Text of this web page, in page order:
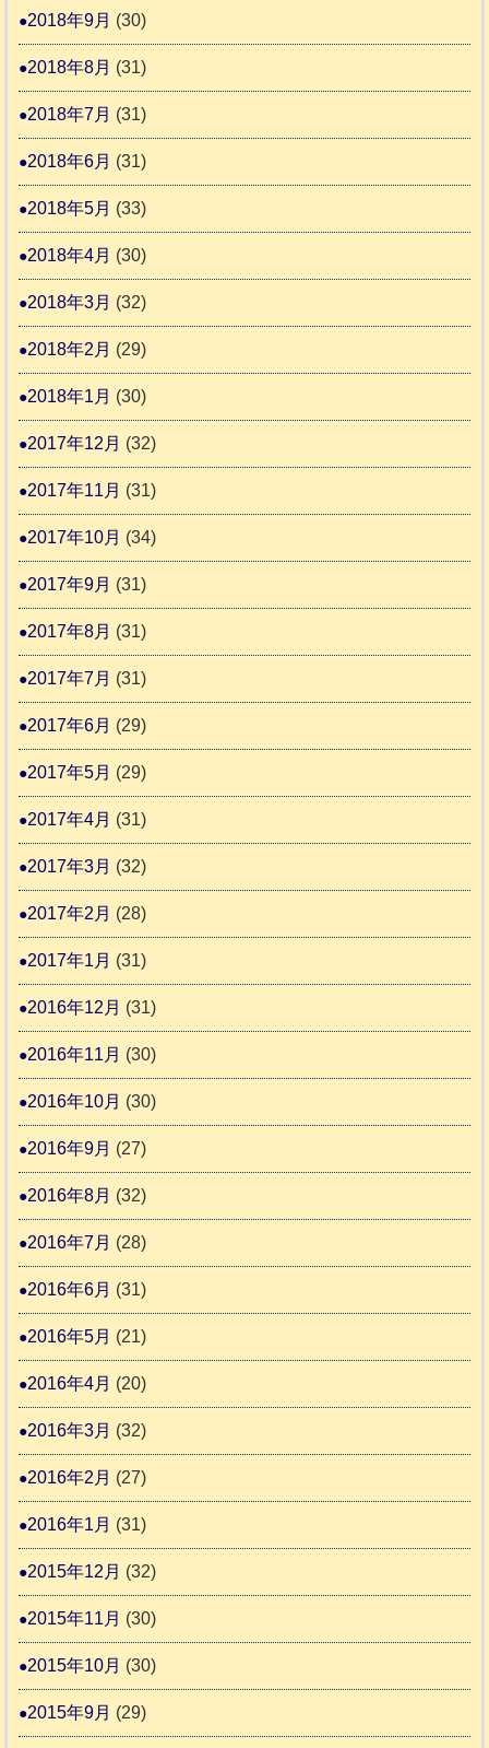
2018年9月 (30)
2018年8月 (31)
2018年7月 (31)
2018年6月 (31)
2018年5月 (33)
2018年4月 (30)
2018年3月 (32)
2018年2月 (29)
2018年1月 (30)
2017年12月 (32)
2017年11月 (31)
2017年10月 (34)
2017年9月 (31)
2017年8月 (31)
2017年7月 (31)
2017年6月 (29)
2017年5月 (29)
2017年4月 (31)
2017年3月 (32)
2017年2月 (28)
2017年1月 (31)
2016年12月 (31)
2016年11月 (30)
2016年10月 (30)
2016年9月 (27)
2016年8月 (32)
2016年7月 (28)
2016年6月 (31)
2016年5月 (21)
2016年4月 (20)
2016年3月 (32)
2016年2月 (27)
2016年1月 (31)
2015年12月 (32)
2015年11月 (30)
2015年10月 (30)
2015年9月 (29)